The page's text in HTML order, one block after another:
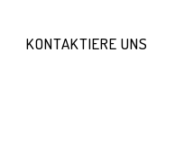
KONTAKTIERE UNS